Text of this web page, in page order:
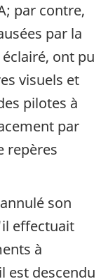
par contre,
par la
ont pu
visuels et
pilotes à
par
repères
son
effectuait
à
est descendu